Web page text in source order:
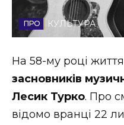
Спорт
Стиль життя
Втрачений
Втрачений
КУЛЬТУРА
На 58-му році
засновників
Лесик Турко. Про
відомо вранці 22